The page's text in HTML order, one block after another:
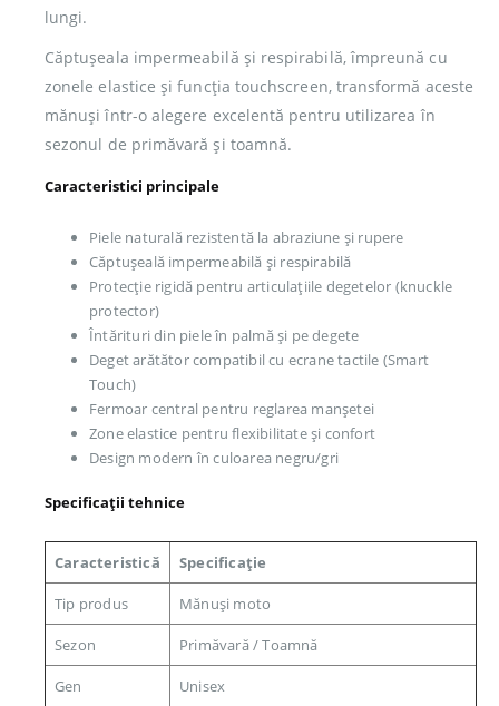
lungi.
Căptușeala impermeabilă și respirabilă, împreună cu
zonele elastice și funcția touchscreen, transformă aceste
mănuși într-o alegere excelentă pentru utilizarea în
sezonul de primăvară și toamnă.
Caracteristici principale
Piele naturală rezistentă la abraziune și rupere
Căptușeală impermeabilă și respirabilă
Protecție rigidă pentru articulațiile degetelor (knuckle
protector)
Întărituri din piele în palmă și pe degete
Deget arătător compatibil cu ecrane tactile (Smart
Touch)
Fermoar central pentru reglarea manșetei
Zone elastice pentru flexibilitate și confort
Design modern în culoarea negru/gri
Specificații tehnice
Caracteristică Specificație
Tip produs Mănuși moto
Sezon Primăvară / Toamnă
Gen Unisex